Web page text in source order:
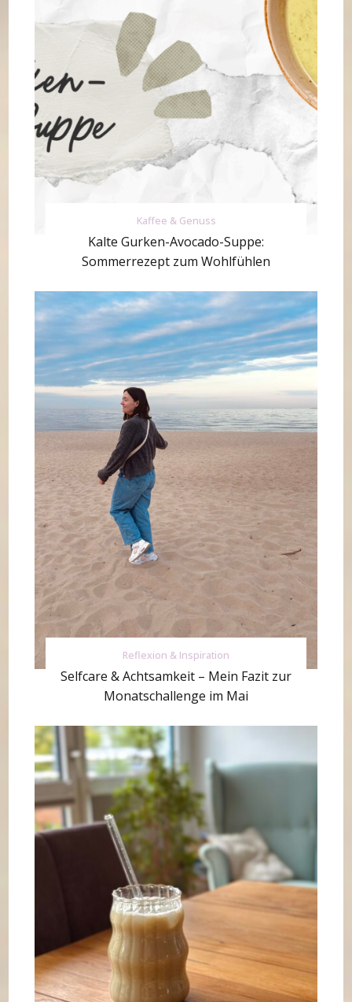
Kaffee & Genuss
Kalte Gurken-Avocado-Suppe:
Sommerrezept zum Wohlfühlen
Reflexion & Inspiration
Selfcare & Achtsamkeit – Mein Fazit zur
Monatschallenge im Mai